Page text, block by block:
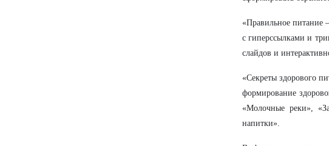
«Правильное питание
с гиперссылками и
слайдов и
«Секреты здорового
формирование
«Молочные реки»,
напитки».